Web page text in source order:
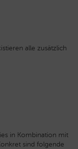
alle zusätzlich
in Kombination mit
sind folgende